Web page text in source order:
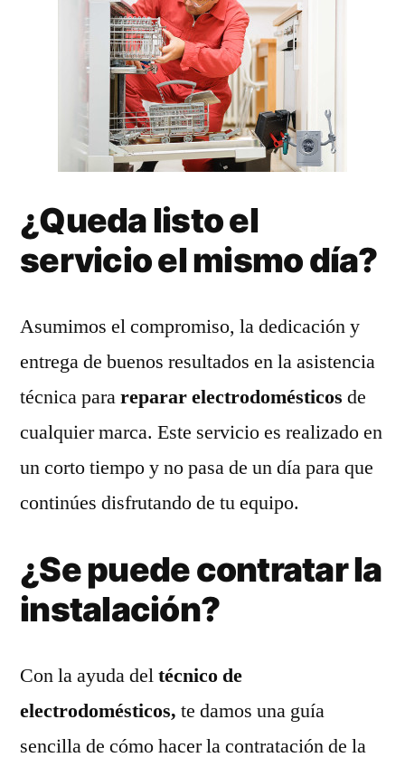
¿Queda listo el
servicio el mismo día?
Asumimos el compromiso, la dedicación y
entrega de buenos resultados en la asistencia
técnica parareparar electrodomésticos de
cualquier marca. Este servicio es realizado en
un corto tiempo y no pasa de un día para que
continúes disfrutando de tu equipo.
¿Se puede contratar la
instalación?
Con la ayuda deltécnico de
electrodomésticos, te damos una guía
sencilla de cómo hacer la contratación de la